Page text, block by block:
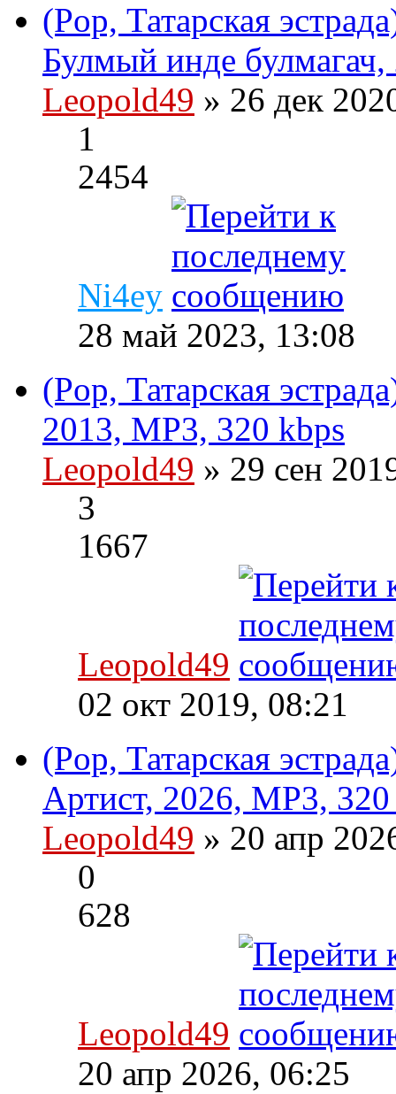
(Pop, Татарская
Булмый инде
Leopold49 » 26 дек
1
2454
Ni4ey
28 май 2023, 13:08
(Pop, Татарская
2013, MP3, 320 kbps
Leopold49 » 29 сен
3
1667
Leopold49
02 окт 2019, 08:21
(Pop, Татарская
Артист, 2026, MP3,
Leopold49 » 20 апр
0
628
Leopold49
20 апр 2026, 06:25